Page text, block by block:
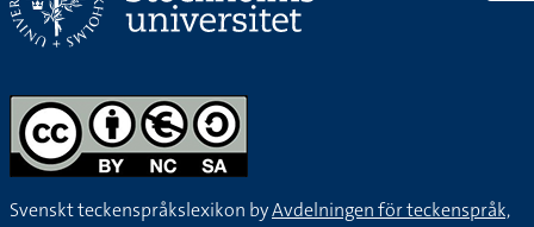
Svenskt teckenspråkslexikon byAvdelningen för teckenspråk,